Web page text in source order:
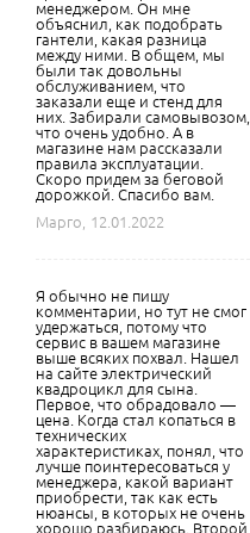
менеджером. Он мне
объяснил, как подобрать
гантели, какая разница
между ними. В общем, мы
были так довольны
обслуживанием, что
заказали еще и стенд для
них. Забирали самовывозом,
что очень удобно. А в
магазине нам рассказали
правила эксплуатации.
Скоро придем за беговой
дорожкой. Спасибо вам.
Марго,
12.01.2022
Я обычно не пишу
комментарии, но тут не смог
удержаться, потому что
сервис в вашем магазине
выше всяких похвал. Нашел
на сайте электрический
квадроцикл для сына.
Первое, что обрадовало —
цена. Когда стал копаться в
технических
характеристиках, понял, что
лучше поинтересоваться у
менеджера, какой вариант
приобрести, так как есть
нюансы, в которых не очень
хорошо разбираюсь. Второй